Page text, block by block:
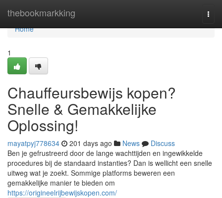
thebookmarkking
Home
Home
1
Chauffeursbewijs kopen?
Snelle & Gemakkelijke
Oplossing!
mayatpyj778634 201 days ago News
Discuss
Ben je gefrustreerd door de lange wachttijden en ingewikkelde
procedures bij de standaard instanties? Dan is wellicht een snelle
uitweg wat je zoekt. Sommige platforms beweren een
gemakkelijke manier te bieden om
https://origineelrijbewijskopen.com/